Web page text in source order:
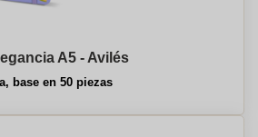
A5 - Avilés
base en 50 piezas